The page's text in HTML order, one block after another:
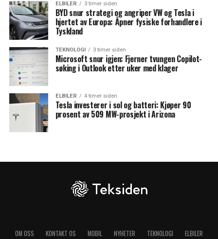
ELBILER 3 timer siden
BYD snur strategi og angriper VW og Tesla i
hjertet av Europa: Åpner fysiske forhandlere i
Tyskland
TEKNOLOGI 3 timer siden
Microsoft snur igjen: Fjerner tvungen Copilot-
søking i Outlook etter uker med klager
ELBILER 4 timer siden
Tesla investerer i sol og batteri: Kjøper 90
prosent av 509 MW-prosjekt i Arizona
OM OSS KONTAKT OS MOBIL NYHETER TEKNOLOGI ELBILER